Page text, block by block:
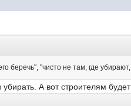
"чисто не там, где убирают,
А вот строителям